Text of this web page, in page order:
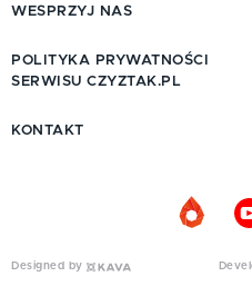
WESPRZYJ NAS
POLITYKA PRYWATNOŚCI
SERWISU CZYZTAK.PL
KONTAKT
Designed by